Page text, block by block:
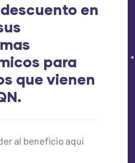
en
para
que vienen
al beneficio aquí